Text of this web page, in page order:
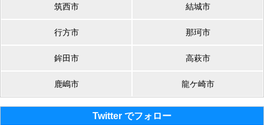
筑西市 結城市
行方市 那珂市
鉾田市 高萩市
鹿嶋市 龍ケ崎市
Twitter でフォロー